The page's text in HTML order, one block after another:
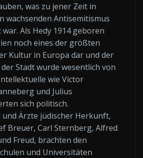
was zu jener Zeit in
wachsenden Antisemitismus
Als Hedy 1914 geboren
noch eines der größten
Kultur in Europa dar und der
Stadt wurde wesentlich von
wie Victor
und Julius
sich politisch.
Ärzte jüdischer Herkunft,
Breuer, Carl Sternberg, Alfred
Freud, brachten den
und Universitäten